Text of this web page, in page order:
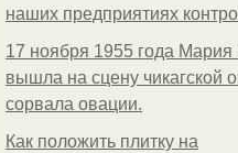
наших предприятиях
17 ноября 1955 года Мария
вышла на сцену чикагской
сорвала овации.
Как положить плитку на